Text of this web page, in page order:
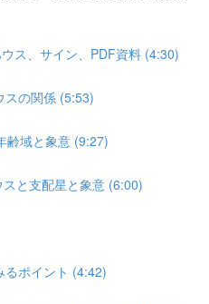
ス、サイン、PDF資料 (4:30)
スの関係 (5:53)
齢域と象意 (9:27)
と支配星と象意 (6:00)
るポイント (4:42)